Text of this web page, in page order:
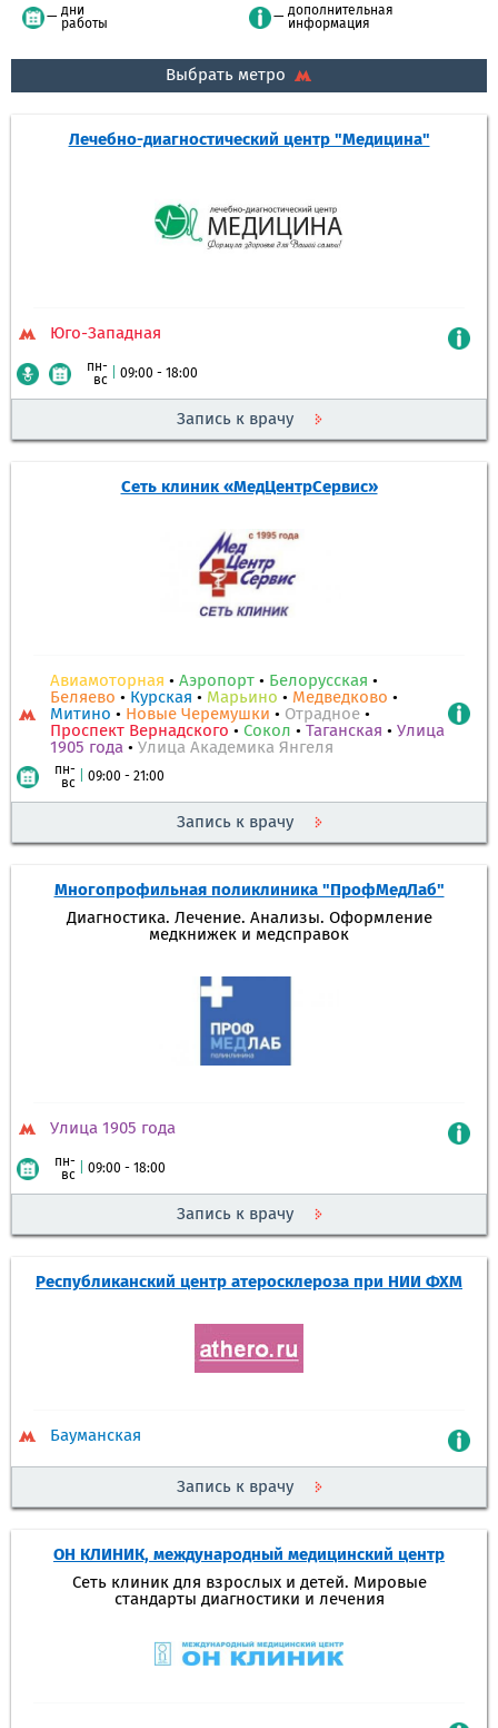
дни
работы
дополнительная
информация
Выбрать метро
Лечебно-диагностический центр "Медицина"
Юго-Западная
пн-
вс
09:00 - 18:00
Запись к врачу
Сеть клиник «МедЦентрСервис»
Авиамоторная • Аэропорт • Белорусская •
Беляево • Курская • Марьино • Медведково •
Митино • Новые Черемушки • Отрадное •
Проспект Вернадского • Сокол • Таганская • Улица
1905 года • Улица Академика Янгеля
пн-
вс
09:00 - 21:00
Запись к врачу
Многопрофильная поликлиника "ПрофМедЛаб"
Диагностика. Лечение. Анализы. Оформление
медкнижек и медсправок
Улица 1905 года
пн-
вс
09:00 - 18:00
Запись к врачу
Республиканский центр атеросклероза при НИИ ФХМ
Бауманская
Запись к врачу
ОН КЛИНИК, международный медицинский центр
Сеть клиник для взрослых и детей. Мировые
стандарты диагностики и лечения